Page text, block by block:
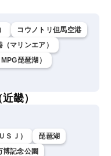
コウノトリ但馬空港
マリンエア）
琵琶湖）
畿）
ＳＪ）
琵琶湖
博記念公園